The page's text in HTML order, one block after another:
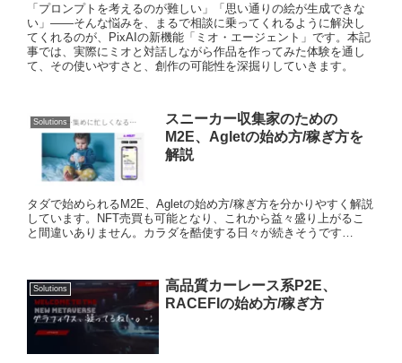
「プロンプトを考えるのが難しい」「思い通りの絵が生成できな
い」——そんな悩みを、まるで相談に乗ってくれるように解決し
てくれるのが、PixAIの新機能「ミオ・エージェント」です。本記
事では、実際にミオと対話しながら作品を作ってみた体験を通し
て、その使いやすさと、創作の可能性を深掘りしていきます。
Solutions
スニーカー収集家のための
M2E、Agletの始め方/稼ぎ方を
解説
タダで始められるM2E、Agletの始め方/稼ぎ方を分かりやすく解説
しています。NFT売買も可能となり、これから益々盛り上がるこ
と間違いありません。カラダを酷使する日々が続きそうです…
Solutions
高品質カーレース系P2E、
RACEFIの始め方/稼ぎ方